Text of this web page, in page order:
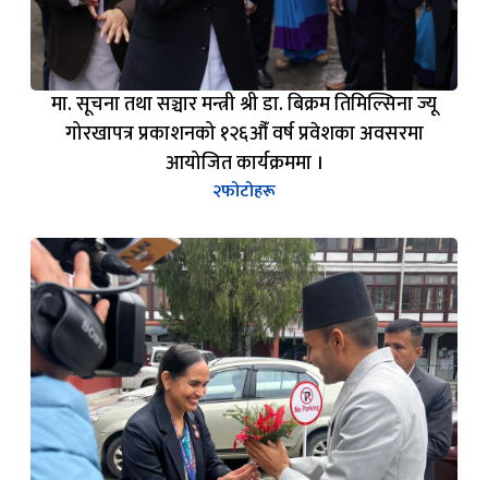
मा. सूचना तथा सञ्चार मन्त्री श्री डा. बिक्रम तिमिल्सिना ज्यू
गोरखापत्र प्रकाशनको १२६औँ वर्ष प्रवेशका अवसरमा
आयोजित कार्यक्रममा ।
२फोटोहरू